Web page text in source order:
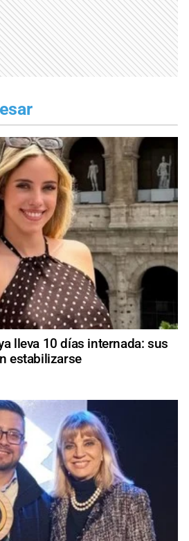
lleva 10 días internada: sus
estabilizarse